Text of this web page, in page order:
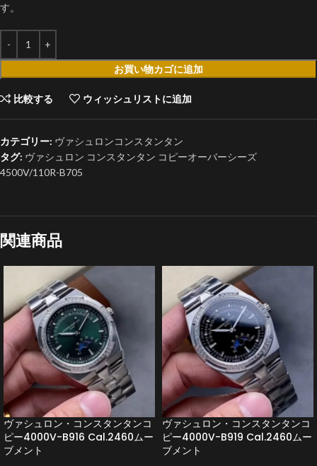
す。
お買い物カゴに追加
比較する ウィッシュリストに追加
カテゴリー: ヴァシュロンコンスタンタン
タグ: ヴァシュロン コンスタンタン コピーオーバーシーズ
4500V/110R-B705
関連商品
ヴァシュロン・コンスタンタンコ
ピー4000V-B916 Cal.2460ムー
ブメント
ヴァシュロン・コンスタンタンコ
ピー4000V-B919 Cal.2460ムー
ブメント